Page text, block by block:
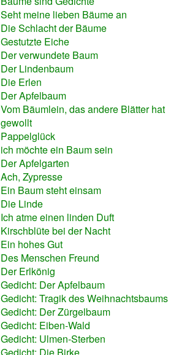
Seht meine lieben Bäume an
Die Schlacht der Bäume
Gestutzte Eiche
Der verwundete Baum
Der Lindenbaum
Die Erlen
Der Apfelbaum
Vom Bäumlein, das andere Blätter hat
gewollt
Pappelglück
ich möchte ein Baum sein
Der Apfelgarten
Ach, Zypresse
Ein Baum steht einsam
Die Linde
Ich atme einen linden Duft
Kirschblüte bei der Nacht
Ein hohes Gut
Des Menschen Freund
Der Erlkönig
Gedicht: Der Apfelbaum
Gedicht: Tragik des Weihnachtsbaums
Gedicht: Der Zürgelbaum
Gedicht: Eiben-Wald
Gedicht: Ulmen-Sterben
Gedicht: Die Birke